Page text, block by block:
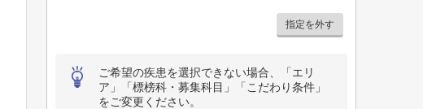
指定を外す
ご希望の疾患を選択できない場合、「エリ
ア」「標榜科・募集科目」「こだわり条件」
をご変更ください。